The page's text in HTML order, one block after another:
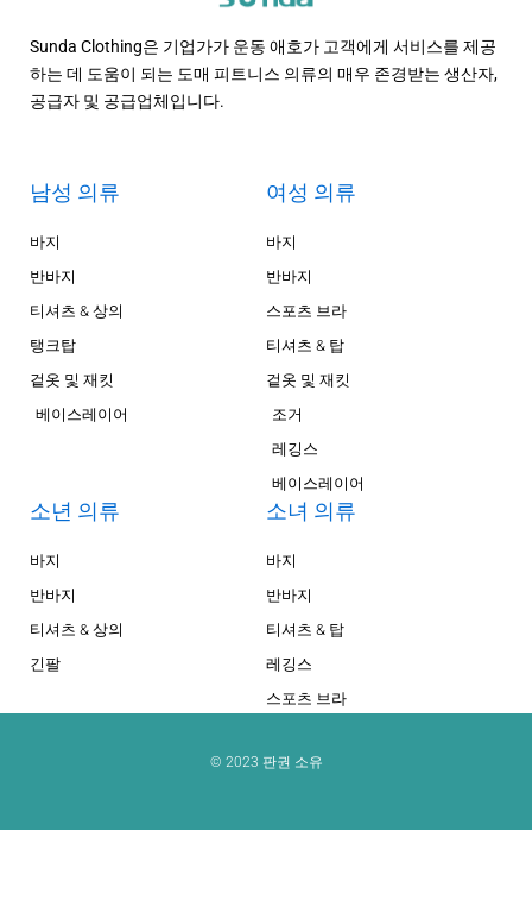
Sunda Clothing은 기업가가 운동 애호가 고객에게 서비스를 제공
하는 데 도움이 되는 도매 피트니스 의류의 매우 존경받는 생산자,
공급자 및 공급업체입니다.
남성 의류
바지
반바지
티셔츠 & 상의
탱크탑
겉옷 및 재킷
베이스레이어
여성 의류
바지
반바지
스포츠 브라
티셔츠 & 탑
겉옷 및 재킷
조거
레깅스
베이스레이어
소년 의류
바지
반바지
티셔츠 & 상의
긴팔
소녀 의류
바지
반바지
티셔츠 & 탑
레깅스
스포츠 브라
© 2023 판권 소유